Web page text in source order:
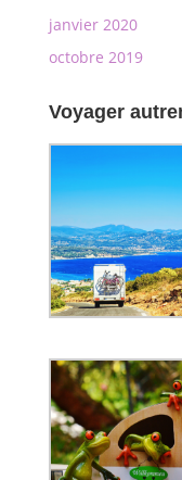
janvier 2020
octobre 2019
Voyager